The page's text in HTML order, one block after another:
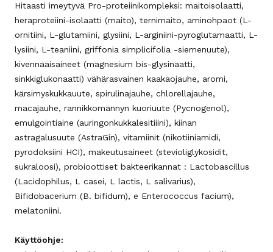
Hitaasti imeytyvä Pro-proteiinikompleksi: maitoisolaatti,
heraproteiini-isolaatti (maito), ternimaito, aminohpaot (L-
ornitiini, L-glutamiini, glysiini, L-arginiini-pyroglutamaatti, L-
lysiini, L-teaniini, griffonia simplicifolia -siemenuute),
kivennääisaineet (magnesium bis-glysinaatti,
sinkkiglukonaatti) vähärasvainen kaakaojauhe, aromi,
kärsimyskukkauute, spirulinajauhe, chlorellajauhe,
macajauhe, rannikkomännyn kuoriuute (Pycnogenol),
emulgointiaine (auringonkukkalesitiiini), kiinan
astragalusuute (AstraGin), vitamiinit (nikotiiniamidi,
pyrodoksiini HCI), makeutusaineet (stevioliglykosidit,
sukraloosi), probioottiset bakteerikannat : Lactobascillus
(Lacidophilus, L casei, L lactis, L salivarius),
Bifidobacerium (B. bifidum), e Enterococcus facium),
melatoniini.
Käyttöohje: